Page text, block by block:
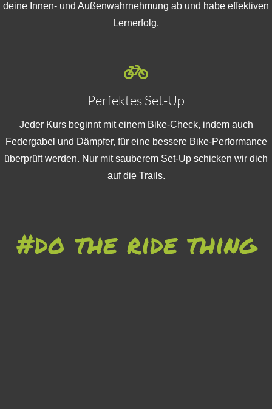
deine Innen- und Außenwahrnehmung ab und habe effektiven
Lernerfolg.
Perfektes Set-Up
Jeder Kurs beginnt mit einem Bike-Check, indem auch
Federgabel und Dämpfer, für eine bessere Bike-Performance
überprüft werden. Nur mit sauberem Set-Up schicken wir dich
auf die Trails.
#do the ride thing